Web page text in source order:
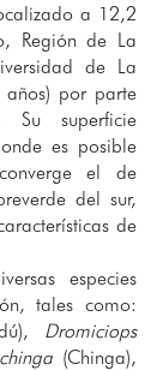
a 12,2
Región de La
de La
años) por parte
Su superficie
es posible
el de
del sur,
de
especies
tales como:
Dromiciops
(Chinga),